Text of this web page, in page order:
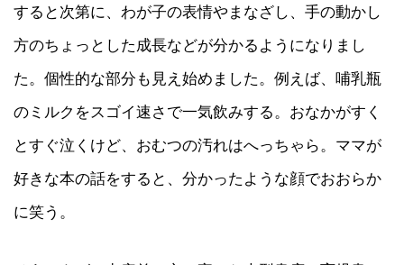
すると次第に、わが子の表情やまなざし、手の動かし
方のちょっとした成長などが分かるようになりまし
た。個性的な部分も見え始めました。例えば、哺乳瓶
のミルクをスゴイ速さで一気飲みする。おなかがすく
とすぐ泣くけど、おむつの汚れはへっちゃら。ママが
好きな本の話をすると、分かったような顔でおおらか
に笑う。